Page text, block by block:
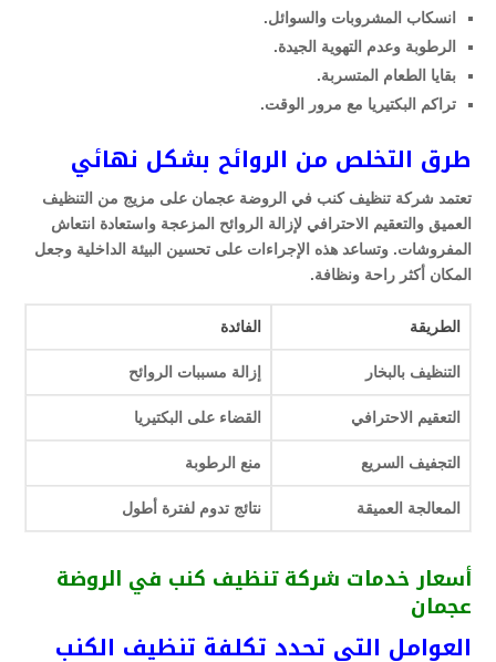
انسكاب المشروبات والسوائل.
الرطوبة وعدم التهوية الجيدة.
بقايا الطعام المتسربة.
تراكم البكتيريا مع مرور الوقت.
طرق التخلص من الروائح بشكل نهائي
تعتمد شركة تنظيف كنب في الروضة عجمان على مزيج من التنظيف
العميق والتعقيم الاحترافي لإزالة الروائح المزعجة واستعادة انتعاش
المفروشات. وتساعد هذه الإجراءات على تحسين البيئة الداخلية وجعل
المكان أكثر راحة ونظافة.
الطريقة الفائدة
التنظيف بالبخار إزالة مسببات الروائح
التعقيم الاحترافي القضاء على البكتيريا
التجفيف السريع منع الرطوبة
المعالجة العميقة نتائج تدوم لفترة أطول
أسعار خدمات شركة تنظيف كنب في الروضة
عجمان
العوامل التي تحدد تكلفة تنظيف الكنب